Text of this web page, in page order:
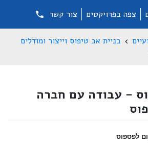
צפה בפרויקטים צור קשר
בניית אב טיפוס וייצור ומודלים
- עבודה עם חברה
לפספוס